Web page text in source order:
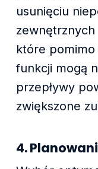
usunięciu
zewnętrznych
które
funkcji mogą
przepływy
zwiększone
4.